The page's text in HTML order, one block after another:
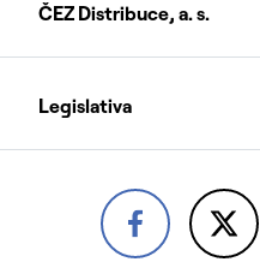
ČEZ Distribuce, a. s.
Legislativa